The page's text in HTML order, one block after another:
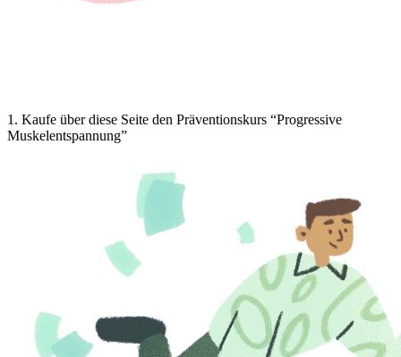
1. Kaufe über diese Seite den Präventionskurs “Progressive
Muskelentspannung”